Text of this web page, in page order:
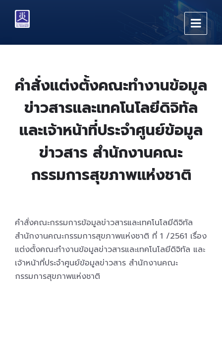
content
main
footer
คำสั่งแต่งตั้งคณะทำงานข้อมูล
ข่าวสารและเทคโนโลยีดิจิทัล
และเจ้าหน้าที่ประจำศูนย์ข้อมูล
ข่าวสาร สำนักงานคณะ
กรรมการสุขภาพแห่งชาติ
คำสั่งคณะกรรมการข้อมูลข่าวสารและเทคโนโลยีดิจิทัล
สำนักงานคณะกรรมการสุขภาพแห่งชาติ ที่ 1 /2561 เรื่อง
แต่งตั้งคณะทำงานข้อมูลข่าวสารและเทคโนโลยีดิจิทัล และ
เจ้าหน้าที่ประจำศูนย์ข้อมูลข่าวสาร สำนักงานคณะ
กรรมการสุขภาพแห่งชาติ